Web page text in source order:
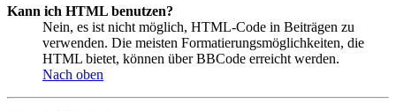
Kann ich HTML benutzen?
Nein, es ist nicht möglich, HTML-Code in Beiträgen zu
verwenden. Die meisten Formatierungsmöglichkeiten, die
HTML bietet, können über BBCode erreicht werden.
Nach oben